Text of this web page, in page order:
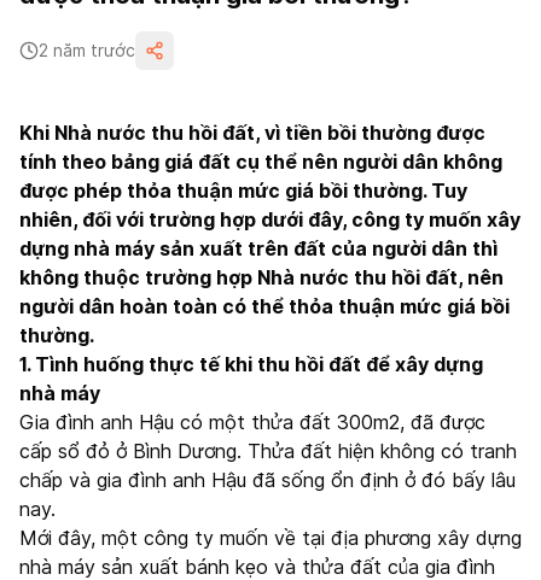
2 năm trước
Khi Nhà nước thu hồi đất, vì tiền bồi thường được
tính theo bảng giá đất cụ thể nên người dân không
được phép thỏa thuận mức giá bồi thường. Tuy
nhiên, đối với trường hợp dưới đây, công ty muốn xây
dựng nhà máy sản xuất trên đất của người dân thì
không thuộc trường hợp Nhà nước thu hồi đất, nên
người dân hoàn toàn có thể thỏa thuận mức giá bồi
thường.
1. Tình huống thực tế khi thu hồi đất để xây dựng
nhà máy
Gia đình anh Hậu có một thửa đất 300m2, đã được
cấp sổ đỏ ở Bình Dương. Thửa đất hiện không có tranh
chấp và gia đình anh Hậu đã sống ổn định ở đó bấy lâu
nay.
Mới đây, một công ty muốn về tại địa phương xây dựng
nhà máy sản xuất bánh kẹo và thửa đất của gia đình